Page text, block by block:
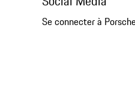
Se connecter à